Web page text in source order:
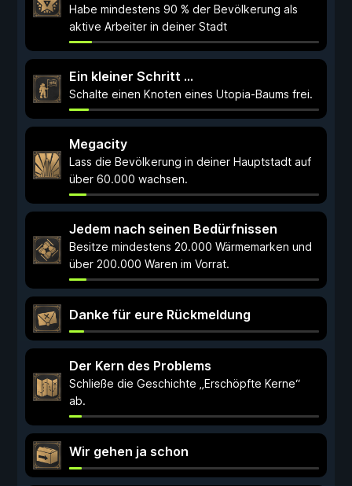
Habe mindestens 90 % der Bevölkerung als
aktive Arbeiter in deiner Stadt
Ein kleiner Schritt …
Schalte einen Knoten eines Utopia-Baums frei.
Megacity
Lass die Bevölkerung in deiner Hauptstadt auf
über 60.000 wachsen.
Jedem nach seinen Bedürfnissen
Besitze mindestens 20.000 Wärmemarken und
über 200.000 Waren im Vorrat.
Danke für eure Rückmeldung
Der Kern des Problems
Schließe die Geschichte „Erschöpfte Kerne“
ab.
Wir gehen ja schon